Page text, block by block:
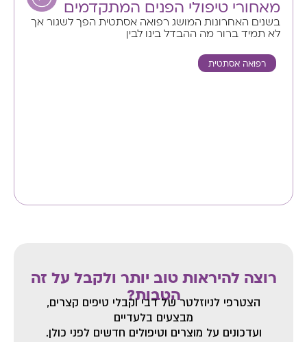
מאחורי טיפולי הפנים המתקדמים
בשנים האחרונות המושג רפואה אסתטית הפך לשגור אך
לא תמיד ברור מה ההבדל בינו לבין
רפואה אסתטית
רוצה להיראות טוב יותר ולקבל על זה
הטבות?
הצטרפי לניוזלטר של דביוקבלי טיפים קצרים,
מבצעים בלעדיים
ועדכונים על מוצרים וטיפולים חדשים לפני כולן.